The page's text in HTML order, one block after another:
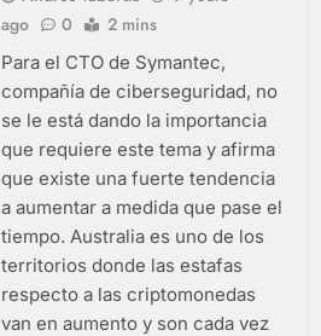
ago
0 2 mins
Para el CTO de Symantec,
compañía de ciberseguridad, no
se le está dando la importancia
que requiere este tema y afirma
que existe una fuerte tendencia
a aumentar a medida que pase el
tiempo. Australia es uno de los
territorios donde las estafas
respecto a las criptomonedas
van en aumento y son cada vez